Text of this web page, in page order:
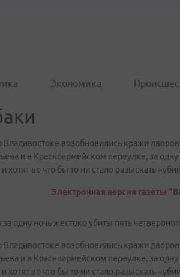
Экономика
возобновились кражи
и в Красноармейском переулке, за
во что бы то ни стало разыскать
Электронная версия газеты
одну ночь жестоко убиты пять
возобновились кражи
и в Красноармейском переулке, за
во что бы то ни стало разыскать